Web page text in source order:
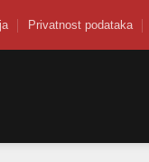
Privatnost podataka